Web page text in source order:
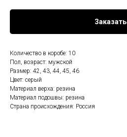
Заказать
Количество в коробе: 10
Пол, возраст: мужской
Размер: 42, 43, 44, 45, 46
Цвет: серый
Материал верха: резина
Материал подошвы: резина
Страна происхождения: Россия